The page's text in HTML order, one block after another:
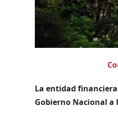
La entidad
Gobierno Nacional a